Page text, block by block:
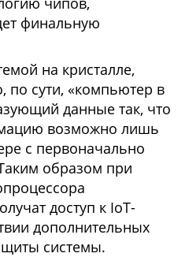
финальную
на кристалле,
по сути, «компьютер в
данные так, что
возможно лишь
с первоначально
образом при
доступ к IoT-
дополнительных
системы.